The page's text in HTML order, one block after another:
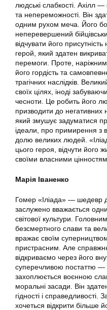
людські слабкості. Ахілл
та непереможності. Він
одним рухом меча. Його
неперевершений
відчувати його
герой, який здатен
перемоги. Проте,
його гордість та
трагічних наслідків.
своїх цілях, іноді
чесноти. Це робить його
призводити до негативних
який змушує задуматися
ідеали, про примирення з
долю великих людей.
цього героя, відчути його
своїми власними
Марія Іваненко
Гомер «Іліада» — шедевр
заслужено вважається
світової культури.
безсмертного слави та
вражає своїм
пристрасним. Але
відкриваємо через його
суперечливою постаттю —
захоплюється воєнною
моральні засади. Він
гідності і
хочеться відкрити більше